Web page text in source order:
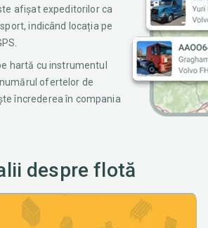
afișat expeditorilor ca
indicând locația pe
hartă cu instrumentul
ofertelor de
încrederea în compania
despre flotă